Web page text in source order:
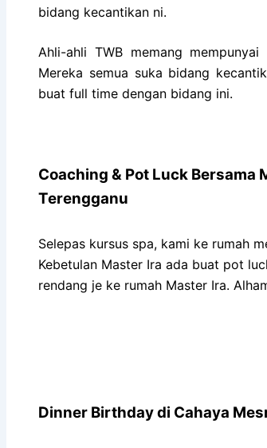
bidang kecantikan ni.
Ahli-ahli TWB memang
Mereka semua suka bidang
buat full time dengan bidang ini.
Coaching & Pot Luck Bersama
Terengganu
Selepas kursus spa, kami ke rumah
Kebetulan Master Ira ada buat pot
rendang je ke rumah Master Ira.
Dinner Birthday di Cahaya